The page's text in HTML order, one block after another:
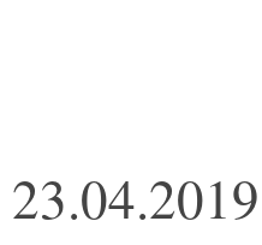
23.04.2019